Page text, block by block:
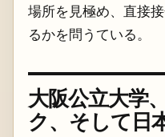
場所を見極め、直接
るかを問うている。
大阪公立大学
ク、そして日